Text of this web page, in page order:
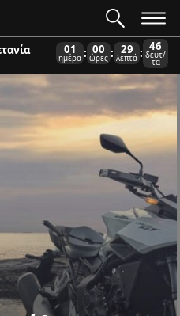
01
ημέρα : 00
ώρες : 29
λεπτά : 45
δευτ/
τα